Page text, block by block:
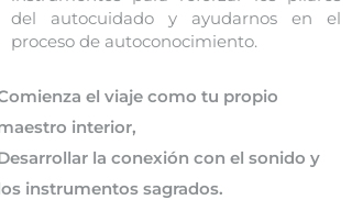
del autocuidado y ayudarnos en el
proceso de autoconocimiento.
el viaje como tu propio
interior,
la conexión con el sonido y
instrumentos sagrados.